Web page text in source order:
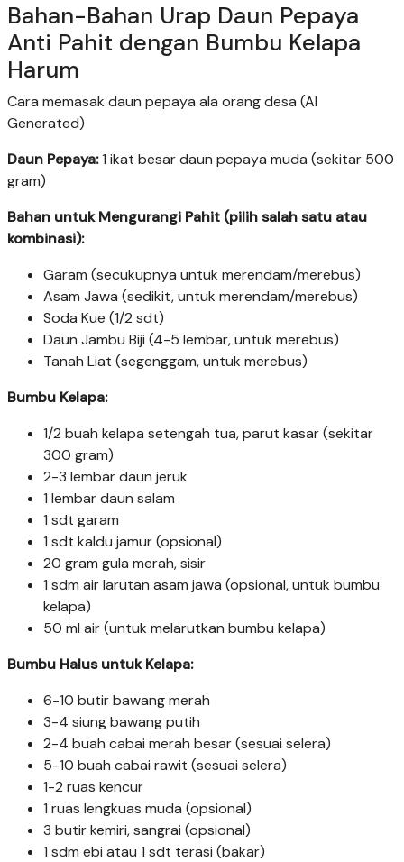
Bahan-Bahan Urap Daun Pepaya
Anti Pahit dengan Bumbu Kelapa
Harum
Cara memasak daun pepaya ala orang desa (AI
Generated)
Daun Pepaya:1 ikat besar daun pepaya muda (sekitar 500
gram)
Bahan untuk Mengurangi Pahit (pilih salah satu atau
kombinasi):
Garam (secukupnya untuk merendam/merebus)
Asam Jawa (sedikit, untuk merendam/merebus)
Soda Kue (1/2 sdt)
Daun Jambu Biji (4-5 lembar, untuk merebus)
Tanah Liat (segenggam, untuk merebus)
Bumbu Kelapa:
1/2 buah kelapa setengah tua, parut kasar (sekitar
300 gram)
2-3 lembar daun jeruk
1 lembar daun salam
1 sdt garam
1 sdt kaldu jamur (opsional)
20 gram gula merah, sisir
1 sdm air larutan asam jawa (opsional, untuk bumbu
kelapa)
50 ml air (untuk melarutkan bumbu kelapa)
Bumbu Halus untuk Kelapa:
6-10 butir bawang merah
3-4 siung bawang putih
2-4 buah cabai merah besar (sesuai selera)
5-10 buah cabai rawit (sesuai selera)
1-2 ruas kencur
1 ruas lengkuas muda (opsional)
3 butir kemiri, sangrai (opsional)
1 sdm ebi atau 1 sdt terasi (bakar)